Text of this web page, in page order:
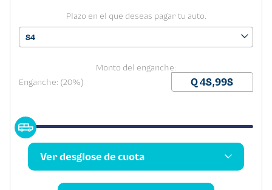
Plazo en el que deseas pagar tu auto.
84
Monto del enganche:
Enganche: (20%)
Ver desglose de cuota